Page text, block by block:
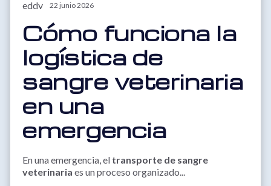
22 junio 2026
Cómo funciona la
logística de
sangre veterinaria
en una
emergencia
En una emergencia, el transporte de sangre
veterinaria es un proceso organizado...